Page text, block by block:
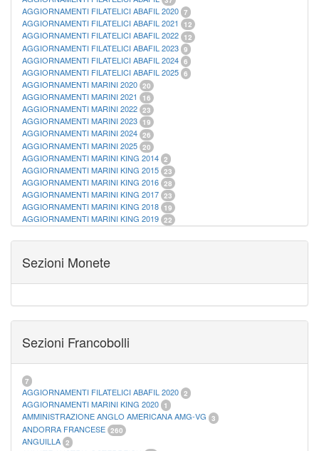
AGGIORNAMENTI FILATELICI ABAFIL 2020 7
AGGIORNAMENTI FILATELICI ABAFIL 2021 12
AGGIORNAMENTI FILATELICI ABAFIL 2022 12
AGGIORNAMENTI FILATELICI ABAFIL 2023 9
AGGIORNAMENTI FILATELICI ABAFIL 2024 6
AGGIORNAMENTI FILATELICI ABAFIL 2025 6
AGGIORNAMENTI MARINI 2020 20
AGGIORNAMENTI MARINI 2021 16
AGGIORNAMENTI MARINI 2022 23
AGGIORNAMENTI MARINI 2023 19
AGGIORNAMENTI MARINI 2024 26
AGGIORNAMENTI MARINI 2025 20
AGGIORNAMENTI MARINI KING 2014 2
AGGIORNAMENTI MARINI KING 2015 23
AGGIORNAMENTI MARINI KING 2016 28
AGGIORNAMENTI MARINI KING 2017 23
AGGIORNAMENTI MARINI KING 2018 19
AGGIORNAMENTI MARINI KING 2019 22
ALBUM PER CARTAMONETA 1
CARTELLE FILATELICHE MARINI
21
FOGLI FILATELICI VATICANO 37
FOGLI MARINI PERIODI SEPARATI VATICANO
MATERIALE FILATELICO MARINI 33
RACCOGLITORI XL
Sezioni Monete
Sezioni Francobolli
7
AGGIORNAMENTI FILATELICI ABAFIL 2020 2
AGGIORNAMENTI MARINI KING 2020 1
AMMINISTRAZIONE ANGLO AMERICANA AMG-VG 3
ANDORRA FRANCESE 260
ANGUILLA 2